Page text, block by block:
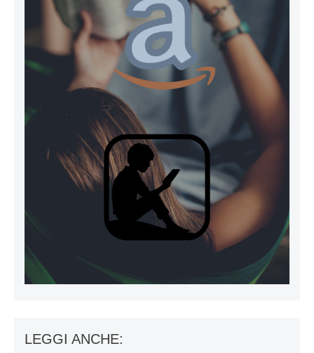
LEGGI ANCHE: